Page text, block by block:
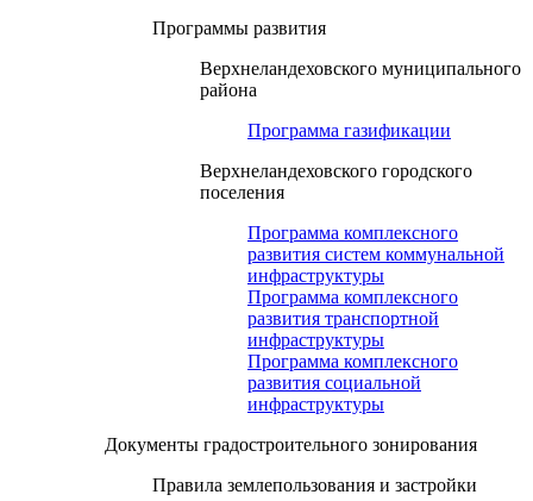
Программы развития
Верхнеландеховского муниципального
района
Программа газификации
Верхнеландеховского городского
поселения
Программа комплексного
развития систем коммунальной
инфраструктуры
Программа комплексного
развития транспортной
инфраструктуры
Программа комплексного
развития социальной
инфраструктуры
Документы градостроительного зонирования
Правила землепользования и застройки